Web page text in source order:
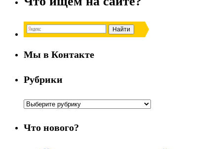
Мы в Контакте
Рубрики
Рубрики
Что нового?